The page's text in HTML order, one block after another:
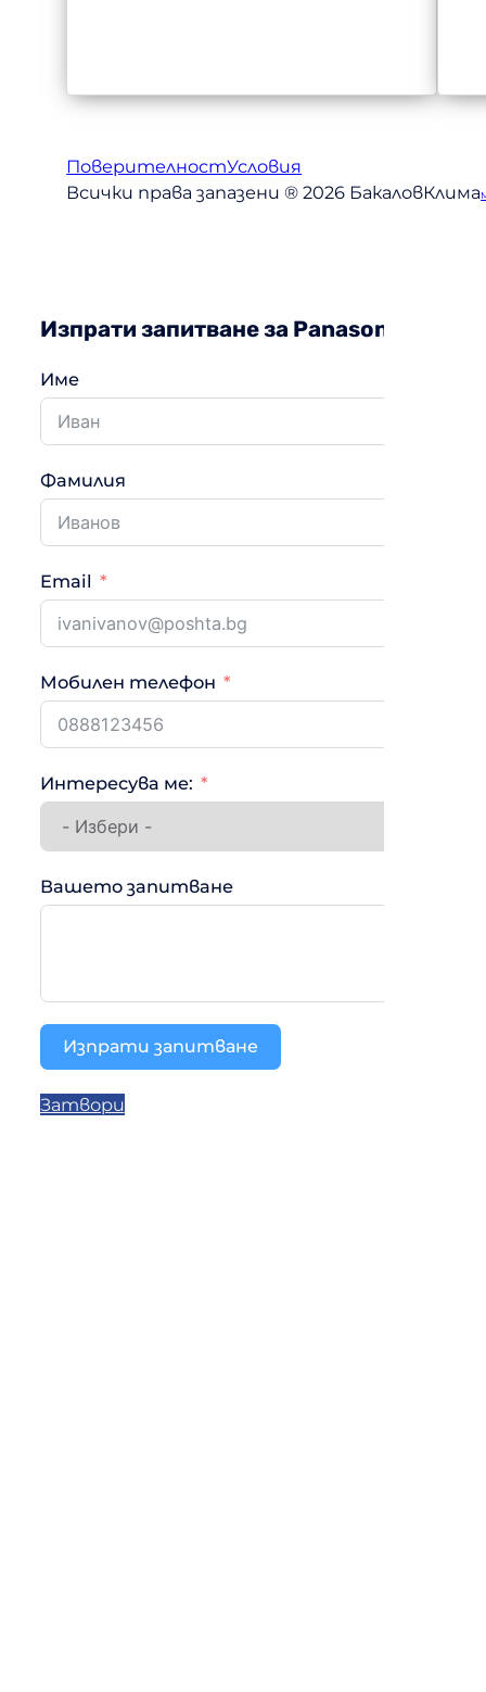
ПоверителностУсловия
Всички права запазени ® 2026 БакаловКлима
Изпрати запитване за Panasonic CS-
Име
Фамилия
Email
Мобилен телефон
Интересува ме:
Вашето запитване
Изпрати запитване
Затвори